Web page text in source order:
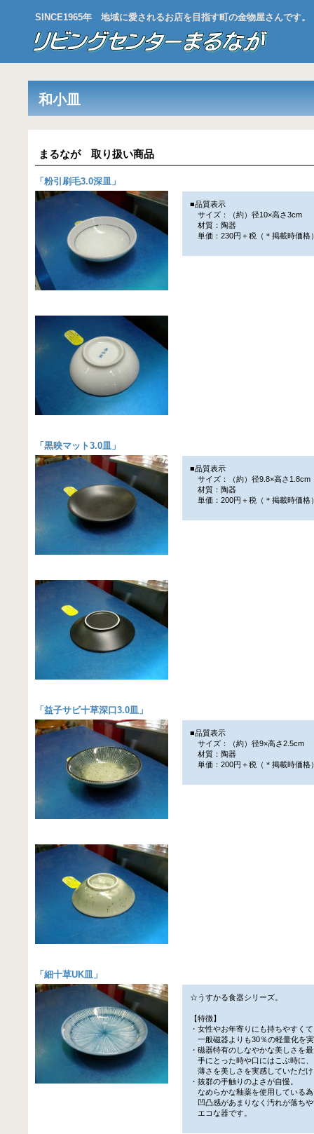
SINCE1965年 地域に愛されるお店を目指す町の金物屋さんです。
和小皿
まるなが 取り扱い商品
「 粉引刷毛3.0深皿 」
■品質表示
サイズ：（約）径10×高さ3cm
材質：陶器
単価：230円＋税（＊掲載時価格
「 黒映マット3.0皿 」
■品質表示
サイズ：（約）径9.8×高さ1.8cm
材質：陶器
単価：200円＋税（＊掲載時価格
「 益子サビ十草深口3.0皿 」
■品質表示
サイズ：（約）径9×高さ2.5cm
材質：陶器
単価：200円＋税（＊掲載時価格
「 細十草UK皿 」
☆うすかる食器シリーズ。
【特徴】
・女性やお年寄りにも持ちやすく
一般磁器よりも30％の軽量化を
・磁器特有のしなやかな美しさを
手にとった時や口にはこぶ時に、
薄さを美しさを実感していただ
・抜群の手触りのよさが自慢。
なめらかな釉薬を使用している
凹凸感があまりなく汚れが落ち
エコな器です。